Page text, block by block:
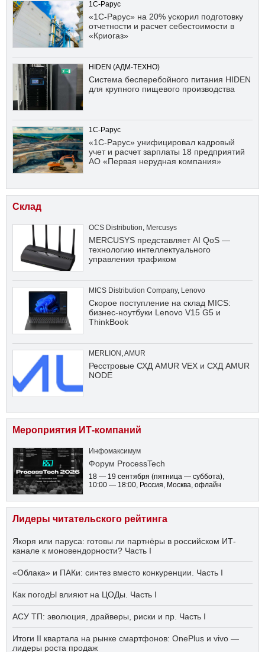
1С-Рарус
«1С-Рарус» на 20% ускорил подготовку
отчетности и расчет себестоимости в
«Криогаз»
HIDEN (АДМ-ТЕХНО)
Система бесперебойного питания HIDEN
для крупного пищевого производства
1С-Рарус
«1С-Рарус» унифицировал кадровый
учет и расчет зарплаты 18 предприятий
АО «Первая нерудная компания»
Склад
OCS Distribution Mercusys
MERCUSYS представляет AI QoS —
технологию интеллектуального
управления трафиком
MICS Distribution Company, Lenovo
Скорое поступление на склад MICS:
бизнес-ноутбуки Lenovo V15 G5 и
ThinkBook
MERLION AMUR
Ресстровые СХД AMUR VEX и СХД AMUR
NODE
Мероприятия ИТ-компаний
Инфомаксимум
Форум ProcessTech
18 — 19 сентября (пятница — суббота),
10:00 — 18:00, Россия, Москва, офлайн
Лидеры читательского рейтинга
Якоря или паруса: готовы ли партнёры в российском ИТ-
канале к моновендорности? Часть I
«Облака» и ПАКи: синтез вместо конкуренции. Часть I
Как погодЫ влияют на ЦОДы. Часть I
АСУ ТП: эволюция, драйверы, риски и пр. Часть I
Итоги II квартала на рынке смартфонов: OnePlus и vivo —
лидеры роста продаж